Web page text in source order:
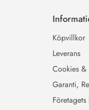
Köpvillkor
Leverans
Cookies &
Garanti,